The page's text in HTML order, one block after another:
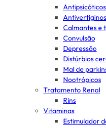
Antipsicóticos
Calmantes e
Convulsão
Depressão
Distúrbios
Mal de
Nootrópicos
Tratamento Renal
Rins
Vitaminas
Estimulador